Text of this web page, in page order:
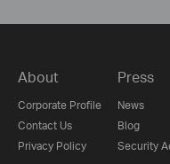
About
Corporate Profile
Contact Us
Privacy Policy
Press
News
Blog
Security